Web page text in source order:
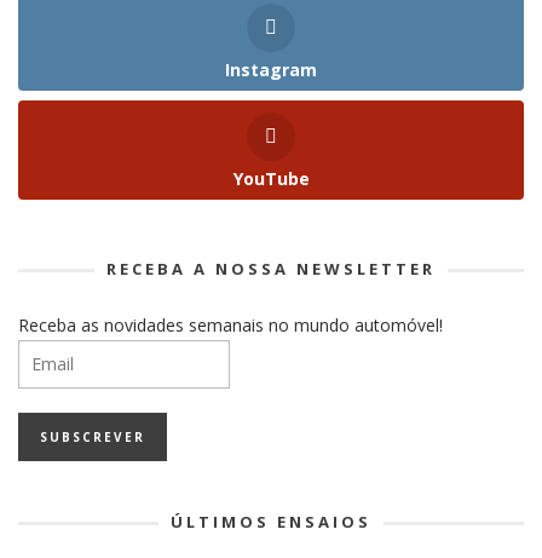
Instagram
YouTube
RECEBA A NOSSA NEWSLETTER
Receba as novidades semanais no mundo automóvel!
ÚLTIMOS ENSAIOS